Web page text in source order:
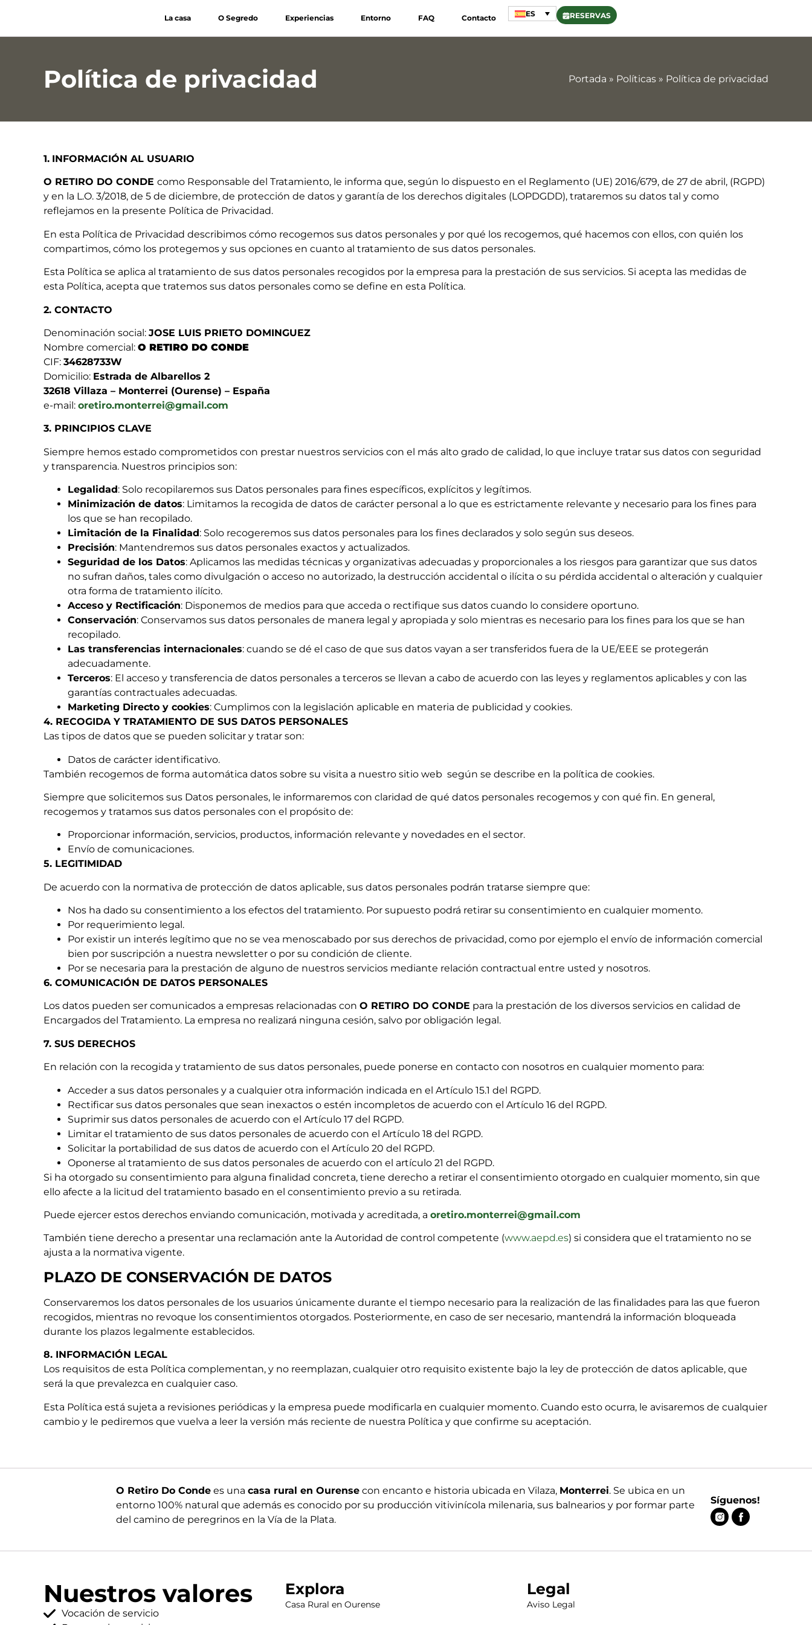
La casa O Segredo Experiencias Entorno FAQ Contacto ES RESERVAS
Política de privacidad Portada » Políticas » Política de privacidad
1. INFORMACIÓN AL USUARIO
O RETIRO DO CONDE como Responsable del Tratamiento, le informa que, según lo dispuesto en el Reglamento (UE) 2016/679, de 27 de abril, (RGPD)
y en la L.O. 3/2018, de 5 de diciembre, de protección de datos y garantía de los derechos digitales (LOPDGDD), trataremos su datos tal y como
reflejamos en la presente Política de Privacidad.
En esta Política de Privacidad describimos cómo recogemos sus datos personales y por qué los recogemos, qué hacemos con ellos, con quién los
compartimos, cómo los protegemos y sus opciones en cuanto al tratamiento de sus datos personales.
Esta Política se aplica al tratamiento de sus datos personales recogidos por la empresa para la prestación de sus servicios. Si acepta las medidas de
esta Política, acepta que tratemos sus datos personales como se define en esta Política.
2. CONTACTO
Denominación social: JOSE LUIS PRIETO DOMINGUEZ
Nombre comercial: O RETIRO DO CONDE
CIF: 34628733W
Domicilio: Estrada de Albarellos 2
32618 Villaza – Monterrei (Ourense) – España
e-mail: oretiro.monterrei@gmail.com
3. PRINCIPIOS CLAVE
Siempre hemos estado comprometidos con prestar nuestros servicios con el más alto grado de calidad, lo que incluye tratar sus datos con seguridad
y transparencia. Nuestros principios son:
Legalidad: Solo recopilaremos sus Datos personales para fines específicos, explícitos y legítimos.
Minimización de datos: Limitamos la recogida de datos de carácter personal a lo que es estrictamente relevante y necesario para los fines para
los que se han recopilado.
Limitación de la Finalidad: Solo recogeremos sus datos personales para los fines declarados y solo según sus deseos.
Precisión: Mantendremos sus datos personales exactos y actualizados.
Seguridad de los Datos: Aplicamos las medidas técnicas y organizativas adecuadas y proporcionales a los riesgos para garantizar que sus datos
no sufran daños, tales como divulgación o acceso no autorizado, la destrucción accidental o ilícita o su pérdida accidental o alteración y cualquier
otra forma de tratamiento ilícito.
Acceso y Rectificación: Disponemos de medios para que acceda o rectifique sus datos cuando lo considere oportuno.
Conservación: Conservamos sus datos personales de manera legal y apropiada y solo mientras es necesario para los fines para los que se han
recopilado.
Las transferencias internacionales: cuando se dé el caso de que sus datos vayan a ser transferidos fuera de la UE/EEE se protegerán
adecuadamente.
Terceros: El acceso y transferencia de datos personales a terceros se llevan a cabo de acuerdo con las leyes y reglamentos aplicables y con las
garantías contractuales adecuadas.
Marketing Directo y cookies: Cumplimos con la legislación aplicable en materia de publicidad y cookies.
4. RECOGIDA Y TRATAMIENTO DE SUS DATOS PERSONALES
Las tipos de datos que se pueden solicitar y tratar son:
Datos de carácter identificativo.
También recogemos de forma automática datos sobre su visita a nuestro sitio web según se describe en la política de cookies.
Siempre que solicitemos sus Datos personales, le informaremos con claridad de qué datos personales recogemos y con qué fin. En general,
recogemos y tratamos sus datos personales con el propósito de:
Proporcionar información, servicios, productos, información relevante y novedades en el sector.
Envío de comunicaciones.
5. LEGITIMIDAD
De acuerdo con la normativa de protección de datos aplicable, sus datos personales podrán tratarse siempre que:
Nos ha dado su consentimiento a los efectos del tratamiento. Por supuesto podrá retirar su consentimiento en cualquier momento.
Por requerimiento legal.
Por existir un interés legítimo que no se vea menoscabado por sus derechos de privacidad, como por ejemplo el envío de información comercial
bien por suscripción a nuestra newsletter o por su condición de cliente.
Por se necesaria para la prestación de alguno de nuestros servicios mediante relación contractual entre usted y nosotros.
6. COMUNICACIÓN DE DATOS PERSONALES
Los datos pueden ser comunicados a empresas relacionadas con O RETIRO DO CONDE para la prestación de los diversos servicios en calidad de
Encargados del Tratamiento. La empresa no realizará ninguna cesión, salvo por obligación legal.
7. SUS DERECHOS
En relación con la recogida y tratamiento de sus datos personales, puede ponerse en contacto con nosotros en cualquier momento para:
Acceder a sus datos personales y a cualquier otra información indicada en el Artículo 15.1 del RGPD.
Rectificar sus datos personales que sean inexactos o estén incompletos de acuerdo con el Artículo 16 del RGPD.
Suprimir sus datos personales de acuerdo con el Artículo 17 del RGPD.
Limitar el tratamiento de sus datos personales de acuerdo con el Artículo 18 del RGPD.
Solicitar la portabilidad de sus datos de acuerdo con el Artículo 20 del RGPD.
Oponerse al tratamiento de sus datos personales de acuerdo con el artículo 21 del RGPD.
Si ha otorgado su consentimiento para alguna finalidad concreta, tiene derecho a retirar el consentimiento otorgado en cualquier momento, sin que
ello afecte a la licitud del tratamiento basado en el consentimiento previo a su retirada.
Puede ejercer estos derechos enviando comunicación, motivada y acreditada, a oretiro.monterrei@gmail.com
También tiene derecho a presentar una reclamación ante la Autoridad de control competente (www.aepd.es) si considera que el tratamiento no se
ajusta a la normativa vigente.
PLAZO DE CONSERVACIÓN DE DATOS
Conservaremos los datos personales de los usuarios únicamente durante el tiempo necesario para la realización de las finalidades para las que fueron
recogidos, mientras no revoque los consentimientos otorgados. Posteriormente, en caso de ser necesario, mantendrá la información bloqueada
durante los plazos legalmente establecidos.
8. INFORMACIÓN LEGAL
Los requisitos de esta Política complementan, y no reemplazan, cualquier otro requisito existente bajo la ley de protección de datos aplicable, que
será la que prevalezca en cualquier caso.
Esta Política está sujeta a revisiones periódicas y la empresa puede modificarla en cualquier momento. Cuando esto ocurra, le avisaremos de cualquier
cambio y le pediremos que vuelva a leer la versión más reciente de nuestra Política y que confirme su aceptación.
O Retiro Do Conde es una casa rural en Ourense con encanto e historia ubicada en Vilaza, Monterrei. Se ubica en un
entorno 100% natural que además es conocido por su producción vitivinícola milenaria, sus balnearios y por formar parte
del camino de peregrinos en la Vía de la Plata.
Síguenos!
Nuestros valores
Vocación de servicio
Explora
Casa Rural en Ourense
Legal
Aviso Legal